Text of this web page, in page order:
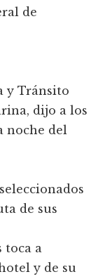
de
y Tránsito
dijo a los
noche del
de sus
toca a
y de su